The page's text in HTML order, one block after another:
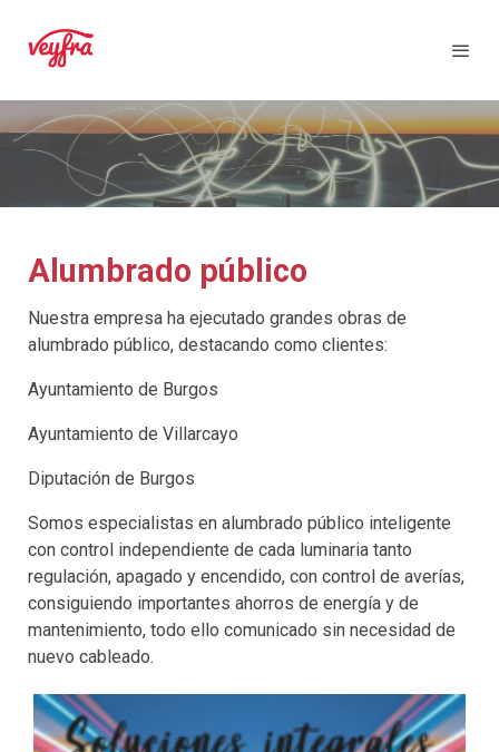
Alumbrado público
Nuestra empresa ha ejecutado grandes obras de
alumbrado público, destacando como clientes:
Ayuntamiento de Burgos
Ayuntamiento de Villarcayo
Diputación de Burgos
Somos especialistas en alumbrado público inteligente
con control independiente de cada luminaria tanto
regulación, apagado y encendido, con control de averías,
consiguiendo importantes ahorros de energía y de
mantenimiento, todo ello comunicado sin necesidad de
nuevo cableado.